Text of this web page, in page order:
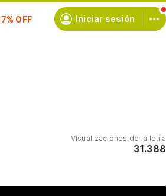
Iniciar sesión
Visualizaciones de la letra
31.388